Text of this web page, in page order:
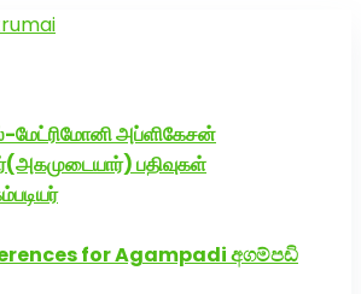
மேட்ரிமோனி அப்ளிகேசன்
பதிவுகள்
for Agampadi අගම්පඩි
வரன்களுக்கு அகமுடையார்மேட்ரி-